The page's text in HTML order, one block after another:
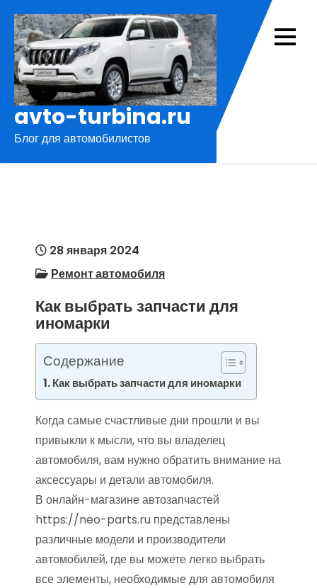
содержимому
avto-turbina.ru
Блог для автомобилистов
28 января 2024
Ремонт автомобиля
Как выбрать запчасти для
иномарки
Содержание
Как выбрать запчасти для иномарки
Когда самые счастливые дни прошли и вы
привыкли к мысли, что вы владелец
автомобиля, вам нужно обратить внимание на
аксессуары и детали автомобиля.
В онлайн-магазине автозапчастей
https://neo-parts.ru представлены
различные модели и производители
автомобилей, где вы можете легко выбрать
все элементы, необходимые для автомобиля